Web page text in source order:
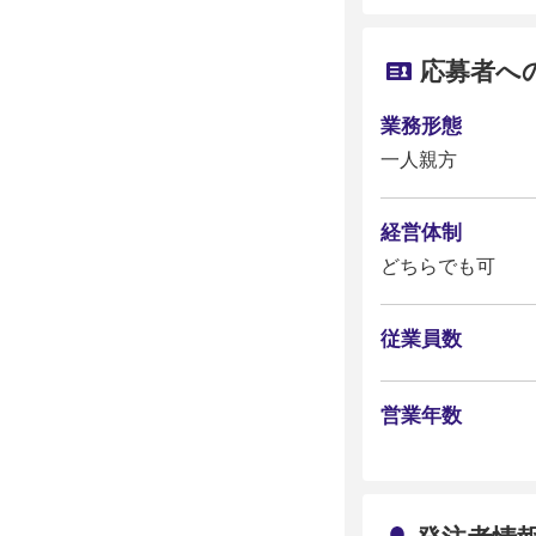
応募者へ
業務形態
一人親方
経営体制
どちらでも可
従業員数
営業年数